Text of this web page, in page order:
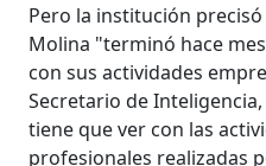
Pero la institución
Molina "terminó hace
con sus actividades
Secretario de
tiene que ver con las
profesionales realizadas